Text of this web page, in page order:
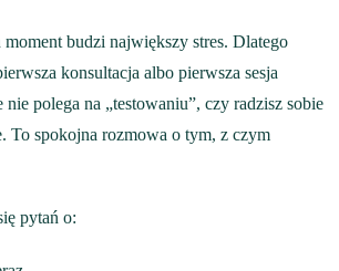
budzi największy stres. Dlatego
konsultacja albo pierwsza sesja
polega na „testowaniu”, czy radzisz sobie
To spokojna rozmowa o tym, z czym
pytań o: